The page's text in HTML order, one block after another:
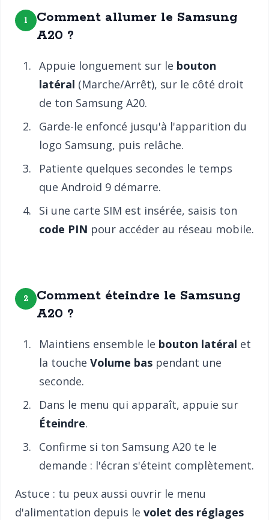
1
Comment allumer le Samsung
A20 ?
Appuie longuement sur le bouton
latéral (Marche/Arrêt), sur le côté droit
de ton Samsung A20.
Garde-le enfoncé jusqu'à l'apparition du
logo Samsung, puis relâche.
Patiente quelques secondes le temps
que Android 9 démarre.
Si une carte SIM est insérée, saisis ton
code PIN pour accéder au réseau mobile.
2
Comment éteindre le Samsung
A20 ?
Maintiens ensemble le bouton latéral et
la touche Volume bas pendant une
seconde.
Dans le menu qui apparaît, appuie sur
Éteindre.
Confirme si ton Samsung A20 te le
demande : l'écran s'éteint complètement.
Astuce : tu peux aussi ouvrir le menu
d'alimentation depuis le volet des réglages